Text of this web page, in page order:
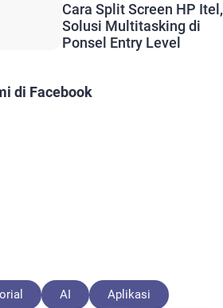
Cara Split Screen HP Itel,
Solusi Multitasking di
Ponsel Entry Level
di Facebook
AI Aplikasi